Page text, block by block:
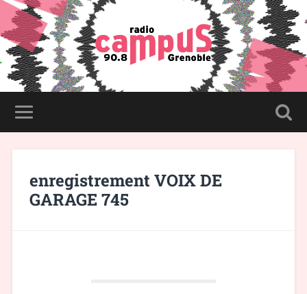
enregistrement VOIX DE
GARAGE 745